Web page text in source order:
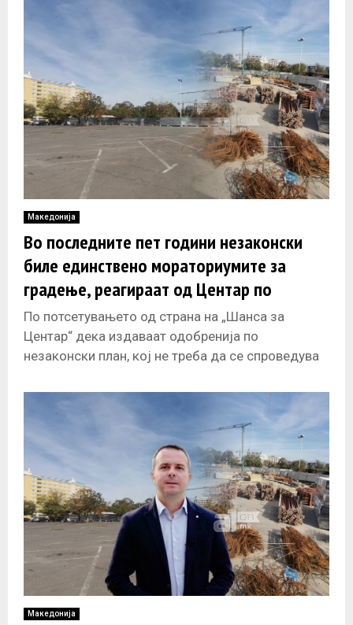
Македонија
Во последните пет години незаконски
биле единствено мораториумите за
градење, реагираат од Центар по
обвинувањата за новата
единаесеткатница
По потсетувањето од страна на „Шанса за
Центар“ дека издаваат одобренија по
незаконски план, кој не треба да се спроведува
Македонија